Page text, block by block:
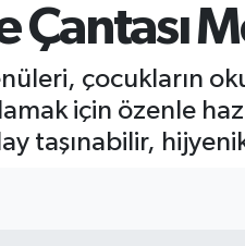
Çantası
çocukların
için özenle
taşınabilir,